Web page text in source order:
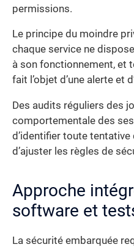
permissions.
Le principe du moindre
chaque service ne
à son fonctionnement, et
fait l’objet d’une alerte et
Des audits réguliers des
comportementale des
d’identifier toute
d’ajuster les règles de
Approche
software et
La sécurité embarquée